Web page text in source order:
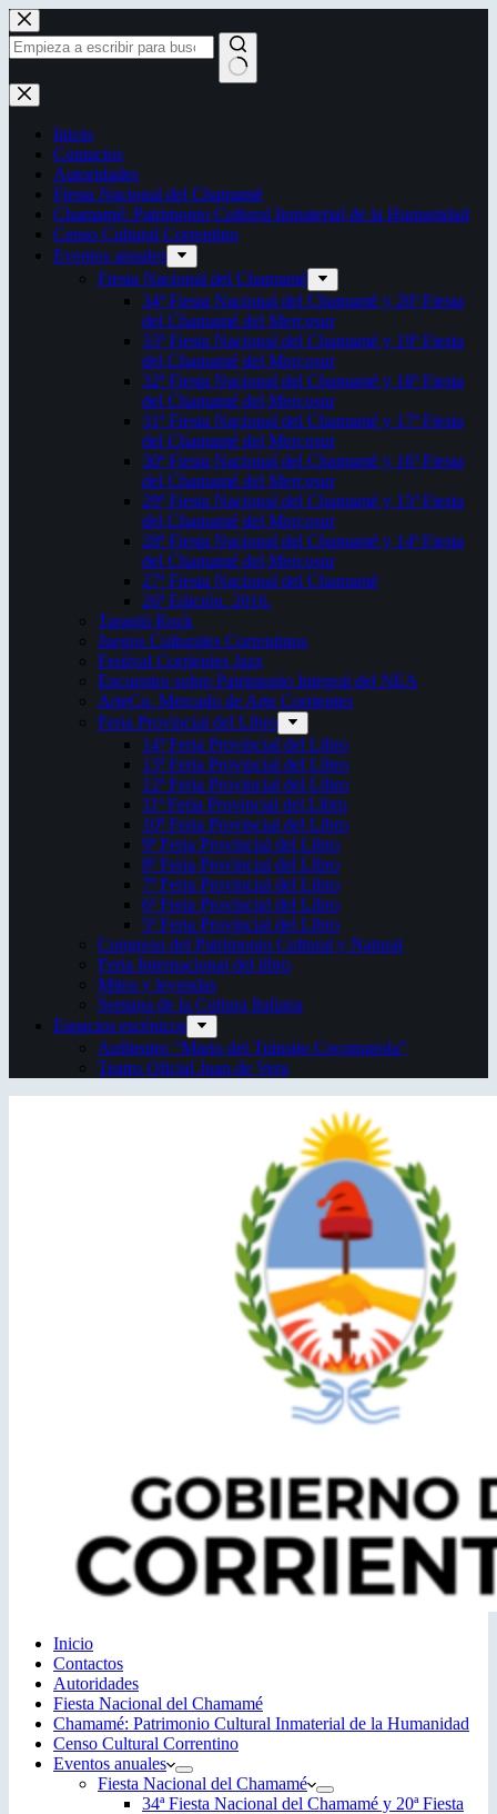
Saltar
al
contenido
Sin
resultados
Inicio
Contactos
Autoridades
Fiesta Nacional del Chamamé
Chamamé: Patrimonio Cultural Inmaterial de la Humanidad
Censo Cultural Correntino
Eventos anuales
Fiesta Nacional del Chamamé
34ª Fiesta Nacional del Chamamé y 20ª Fiesta
del Chamamé del Mercosur
33ª Fiesta Nacional del Chamamé y 19ª Fiesta
del Chamamé del Mercosur
32ª Fiesta Nacional del Chamamé y 18ª Fiesta
del Chamamé del Mercosur
31ª Fiesta Nacional del Chamamé y 17ª Fiesta
del Chamamé del Mercosur
30ª Fiesta Nacional del Chamamé y 16ª Fiesta
del Chamamé del Mercosur
29ª Fiesta Nacional del Chamamé y 15ª Fiesta
del Chamamé del Mercosur
28ª Fiesta Nacional del Chamamé y 14ª Fiesta
del Chamamé del Mercosur
27ª Fiesta Nacional del Chamamé
26ª Edición. 2016.
Taragüi Rock
Juegos Culturales Correntinos
Festival Corrientes Jazz
Encuentro sobre Patrimonio Integral del NEA
ArteCo. Mercado de Arte Corrientes
Feria Provincial del Libro
14ª Feria Provincial del Libro
13ª Feria Provincial del Libro
12ª Feria Provincial del Libro
11ª Feria Provincial del Libro
10ª Feria Provincial del Libro
9ª Feria Provincial del Libro
8ª Feria Provincial del Libro
7ª Feria Provincial del Libro
6ª Feria Provincial del Libro
5ª Feria Provincial del Libro
Congreso del Patrimonio Cultural y Natural
Feria Internacional del libro
Mitos y leyendas
Semana de la Cultura Italiana
Espacios escénicos
Anfiteatro “Mario del Tránsito Cocomarola”
Teatro Oficial Juan de Vera
Inicio
Contactos
Autoridades
Fiesta Nacional del Chamamé
Chamamé: Patrimonio Cultural Inmaterial de la Humanidad
Censo Cultural Correntino
Eventos anuales
Fiesta Nacional del Chamamé
34ª Fiesta Nacional del Chamamé y 20ª Fiesta